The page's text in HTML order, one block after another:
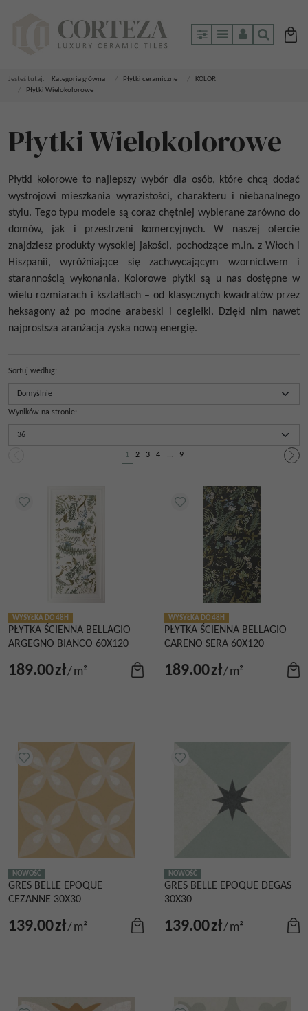
PanelMenuPanelSzukaj
Jesteś tutaj: Kategoria główna Płytki ceramiczne
KOLOR
Płytki Wielokolorowe
Płytki Wielokolorowe
Płytki kolorowe to najlepszy wybór dla osób, które chcą dodać
wystrojowi mieszkania wyrazistości, charakteru i niebanalnego
stylu. Tego typu modele są coraz chętniej wybierane zarówno do
domów, jak i przestrzeni komercyjnych. W naszej ofercie
znajdziesz produkty wysokiej jakości, pochodzące m.in. z Włoch i
Hiszpanii, wyróżniające się zachwycającym wzornictwem i
starannością wykonania. Kolorowe płytki są u nas dostępne w
wielu rozmiarach i kształtach – od klasycznych kwadratów przez
heksagony aż po modne arabeski i cegiełki. Dzięki nim nawet
najprostsza aranżacja zyska nową energię.
Sortuj według:
Wyników na stronie:
1 2 3 4 ... 9
WYSYŁKA DO 48H
PŁYTKA ŚCIENNA BELLAGIO
ARGEGNO BIANCO 60X120
189.00zł/m²
WYSYŁKA DO 48H
PŁYTKA ŚCIENNA BELLAGIO
CARENO SERA 60X120
189.00zł/m²
NOWOŚĆ
GRES BELLE EPOQUE
CEZANNE 30X30
139.00zł/m²
NOWOŚĆ
GRES BELLE EPOQUE DEGAS
30X30
139.00zł/m²